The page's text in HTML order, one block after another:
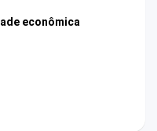
econômica